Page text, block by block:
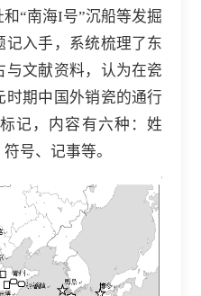
“南海I号”沉船等发掘
记入手，系统梳理了东
文献资料，认为在瓷
期中国外销瓷的通行
记，内容有六种：姓
号、记事等。